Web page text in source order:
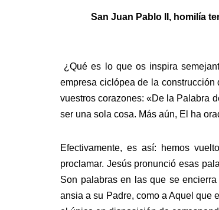
San Juan Pablo II, homilía
¿Qué es lo que os inspira
empresa ciclópea de la
vuestros corazones: «De la Palabra
ser una sola cosa. Más aún, El ha
Efectivamente, es así: hemos
proclamar. Jesús pronunció esas
Son palabras en las que se
ansia a su Padre, como a Aquel que